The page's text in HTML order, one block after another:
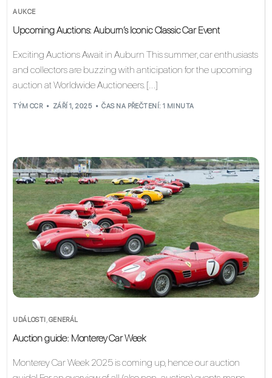
AUKCE
Upcoming Auctions: Auburn’s Iconic Classic Car Event
Exciting Auctions Await in Auburn This summer, car enthusiasts
and collectors are buzzing with anticipation for the upcoming
auction at Worldwide Auctioneers. […]
TÝM CCR ZÁŘÍ 1, 2025 ČAS NA PŘEČTENÍ: 1 MINUTA
UDÁLOSTI ,GENERÁL
Auction guide: Monterey Car Week
Monterey Car Week 2025 is coming up, hence our auction